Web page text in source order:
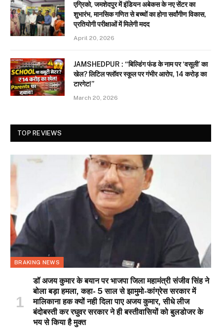
एग्रिको, जमशेदपुर में इंडियन अबेकस के नए सेंटर का
शुभारंभ, मानसिक गणित से बच्चों का होगा सर्वांगीण विकास,
प्रतियोगी परीक्षाओं में मिलेगी मदद
April 20, 2026
JAMSHEDPUR : “बिल्डिंग फंड के नाम पर ‘वसूली’ का
खेल? लिटिल फ्लॉवर स्कूल पर गंभीर आरोप, 14 करोड़ का
टारगेट!”
March 20, 2026
TOP REVIEWS
BRAKING NEWS
डॉ अजय कुमार के बयान पर भाजपा जिला महामंत्री संजीव सिंह ने
बोला बड़ा हमला, कहा- 5 साल से झामुमो-कांग्रेस सरकार में
मालिकाना हक क्यों नही दिला पाए अजय कुमार, सीधे लीज
बंदोबस्ती कर रघुवर सरकार ने ही बस्तीवासियों को बुलडोजर के
भय से किया है मुक्त